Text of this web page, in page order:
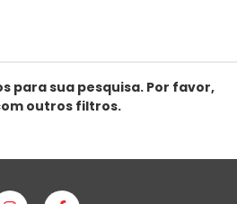
para sua pesquisa. Por favor,
outros filtros.